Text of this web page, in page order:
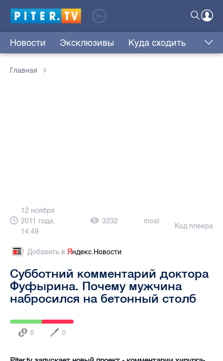
Новости Эксклюзивы Куда сходить
Главная
12 ноября
2011 года,
14:49
3232 most
Код плеера
Добавить в Яндекс.Новости
Субботний комментарий доктора
Фуфырина. Почему мужчина
набросился на бетонный столб
0 0